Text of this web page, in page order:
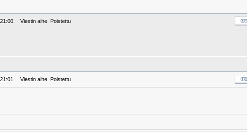
Viestin aihe: Poistettu
Viestin aihe: Poistettu